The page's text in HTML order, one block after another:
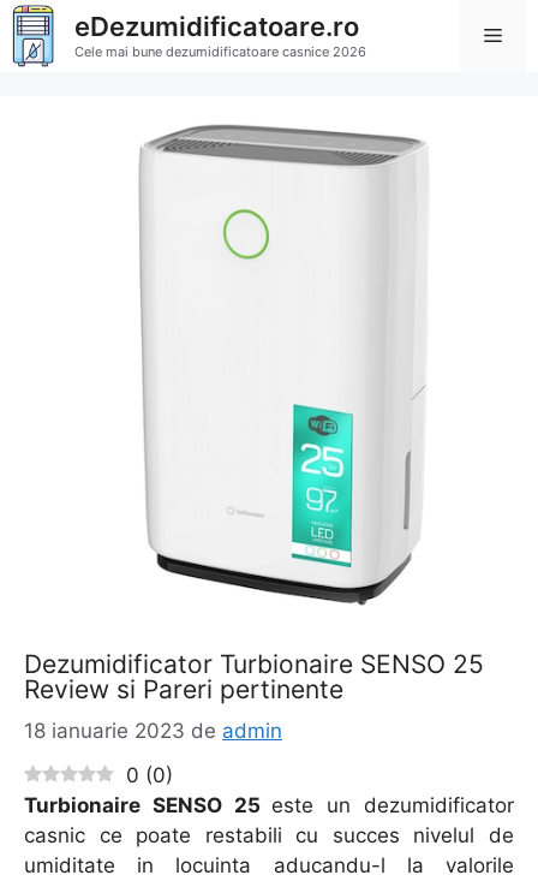
Sari
conținut
eDezumidificatoare.ro
Cele mai bune dezumidificatoare casnice 2026
Dezumidificator Turbionaire SENSO 25
Review si Pareri pertinente
18 ianuarie 2023 de admin
0 (0)
Turbionaire SENSO 25 este un dezumidificator
casnic ce poate restabili cu succes nivelul de
umiditate in locuinta aducandu-l la valorile